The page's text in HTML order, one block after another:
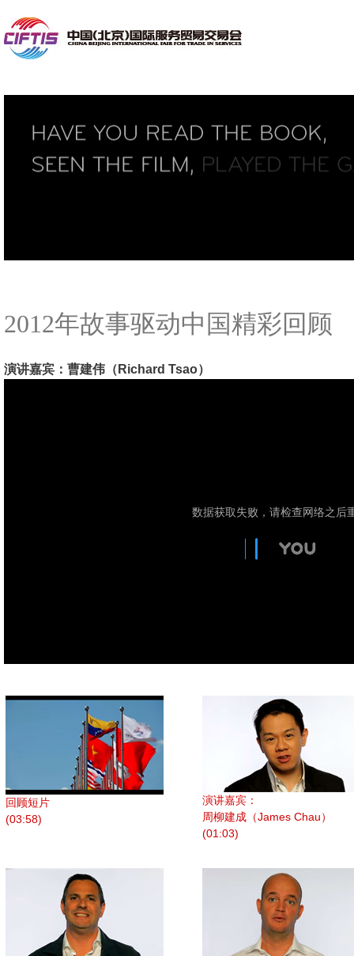
2012年故事驱动中国精彩回顾
演讲嘉宾：曹建伟（Richard Tsao）
回顾短片
(03:58)
演讲嘉宾：
周柳建成（James Chau）
(01:03)